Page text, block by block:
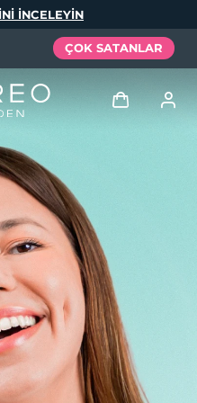
INCELEYIN
ÇOK SATANLAR
Kullanici profi̇li̇
Cihazlarım
Siparişlerim
Adresim
Aboneliklerim
Español
Português
Русский
繁體中文